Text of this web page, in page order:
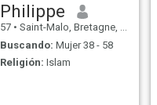
Philippe
57 • Saint-Malo, Bretagne, Francia
Buscando: Mujer 38 - 58
Religión: Islam